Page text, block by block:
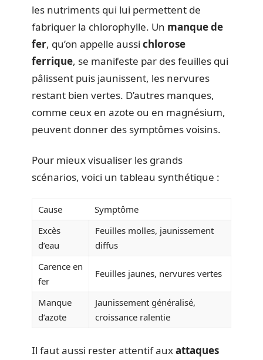
les nutriments qui lui permettent de
fabriquer la chlorophylle. Un manque de
fer, qu’on appelle aussi chlorose
ferrique, se manifeste par des feuilles qui
pâlissent puis jaunissent, les nervures
restant bien vertes. D’autres manques,
comme ceux en azote ou en magnésium,
peuvent donner des symptômes voisins.
Pour mieux visualiser les grands
scénarios, voici un tableau synthétique :
Cause
Symptôme
Excès
d’eau
Feuilles molles, jaunissement
diffus
Carence en
fer
Feuilles jaunes, nervures vertes
Manque
d’azote
Jaunissement généralisé,
croissance ralentie
Il faut aussi rester attentif auxattaques